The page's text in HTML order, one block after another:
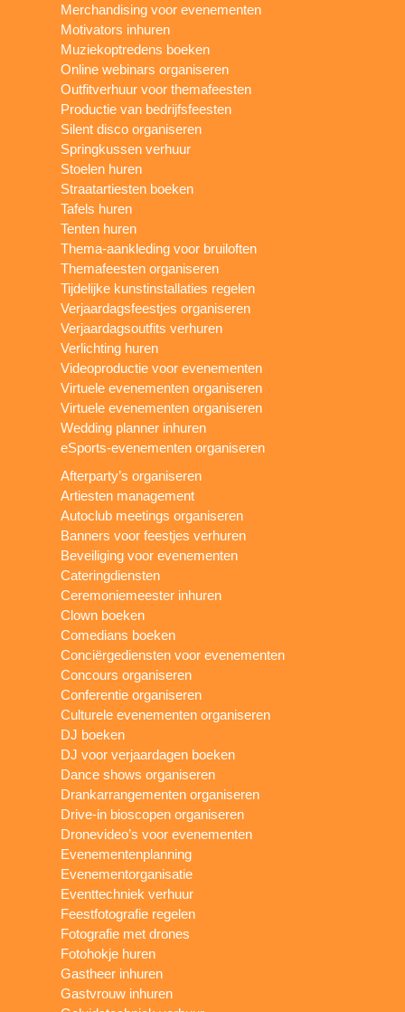
Merchandising voor evenementen
Motivators inhuren
Muziekoptredens boeken
Online webinars organiseren
Outfitverhuur voor themafeesten
Productie van bedrijfsfeesten
Silent disco organiseren
Springkussen verhuur
Stoelen huren
Straatartiesten boeken
Tafels huren
Tenten huren
Thema-aankleding voor bruiloften
Themafeesten organiseren
Tijdelijke kunstinstallaties regelen
Verjaardagsfeestjes organiseren
Verjaardagsoutfits verhuren
Verlichting huren
Videoproductie voor evenementen
Virtuele evenementen organiseren
Virtuele evenementen organiseren
Wedding planner inhuren
eSports-evenementen organiseren
Afterparty’s organiseren
Artiesten management
Autoclub meetings organiseren
Banners voor feestjes verhuren
Beveiliging voor evenementen
Cateringdiensten
Ceremoniemeester inhuren
Clown boeken
Comedians boeken
Conciërgediensten voor evenementen
Concours organiseren
Conferentie organiseren
Culturele evenementen organiseren
DJ boeken
DJ voor verjaardagen boeken
Dance shows organiseren
Drankarrangementen organiseren
Drive-in bioscopen organiseren
Dronevideo’s voor evenementen
Evenementenplanning
Evenementorganisatie
Eventtechniek verhuur
Feestfotografie regelen
Fotografie met drones
Fotohokje huren
Gastheer inhuren
Gastvrouw inhuren